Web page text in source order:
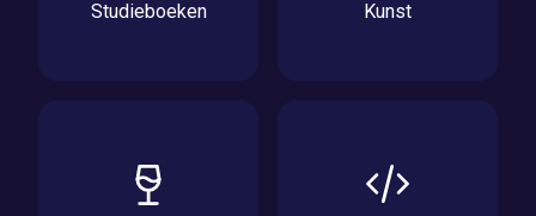
Studieboeken Kunst